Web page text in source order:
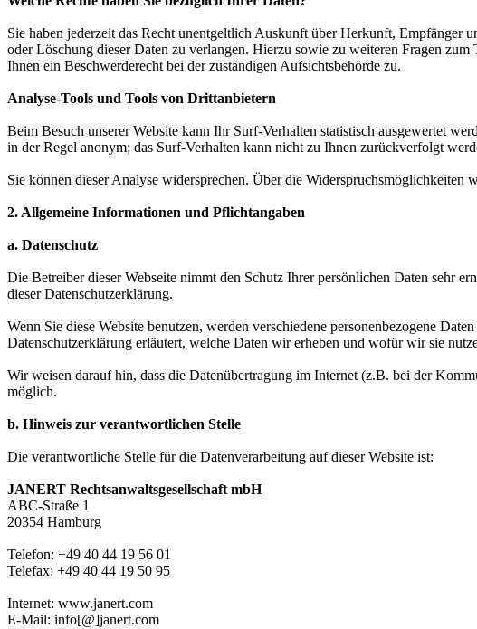
Sie haben jederzeit das Recht unentgeltlich Auskunft über Herkunft, Empfänger
oder Löschung dieser Daten zu verlangen. Hierzu sowie zu weiteren Fragen
Ihnen ein Beschwerderecht bei der zuständigen Aufsichtsbehörde zu.
Analyse-Tools und Tools von Drittanbietern
Beim Besuch unserer Website kann Ihr Surf-Verhalten statistisch ausgewertet
in der Regel anonym; das Surf-Verhalten kann nicht zu Ihnen zurückverfolgt
Sie können dieser Analyse widersprechen. Über die Widerspruchsmöglichkeiten
2. Allgemeine Informationen und Pflichtangaben
a. Datenschutz
Die Betreiber dieser Webseite nimmt den Schutz Ihrer persönlichen Daten sehr
dieser Datenschutzerklärung.
Wenn Sie diese Website benutzen, werden verschiedene personenbezogene
Datenschutzerklärung erläutert, welche Daten wir erheben und wofür wir sie
Wir weisen darauf hin, dass die Datenübertragung im Internet (z.B. bei der
möglich.
b. Hinweis zur verantwortlichen Stelle
Die verantwortliche Stelle für die Datenverarbeitung auf dieser Website ist:
JANERT Rechtsanwaltsgesellschaft mbH
ABC-Straße 1
20354 Hamburg
Telefon: +49 40 44 19 56 01
Telefax: +49 40 44 19 50 95
Internet: www.janert.com
E-Mail: info[@]janert.com